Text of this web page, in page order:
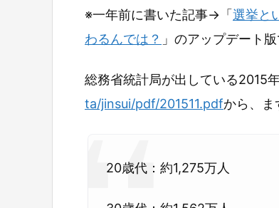
※一年前に書いた記事→「選挙と
わるんでは？ 」のアップデート版
総務省統計局が出している2015
ta/jinsui/pdf/201511.pdfから、ま
20歳代：約1,275万人